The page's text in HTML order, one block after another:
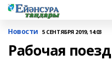
Новости 5 СЕНТЯБРЯ 2019, 14:03
Рабочая